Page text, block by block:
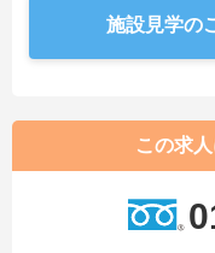
施設見学の
この求